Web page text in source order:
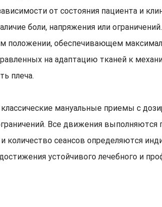
от состояния пациента и
боли, напряжения или ограничений.
положении, обеспечивающем
на адаптацию тканей к
плеча.
мануальные приемы с
Все движения выполняются
сеансов определяются
устойчивого лечебного и